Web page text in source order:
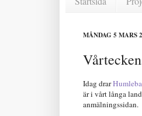
MÅNDAG 5 MARS
Idag drar
är i vårt långa
anmälningssidan.